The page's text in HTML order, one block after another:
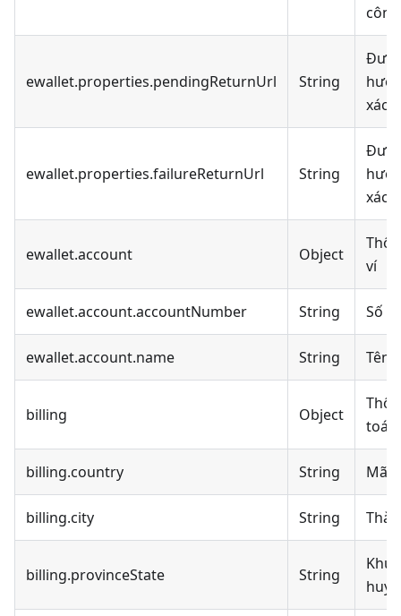
công
ewallet.properties.pendingReturnUrl String
xác
ewallet.properties.failureReturnUrl String
xác
ewallet.account Object
ví
ewallet.account.accountNumber String Số
ewallet.account.name String Tên
billing Object
toán
billing.country String Mã
billing.city String
billing.provinceState String
Khu